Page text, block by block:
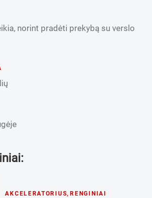
norint pradėti prekybą su verslo
AKCELERATORIUS, RENGINIAI